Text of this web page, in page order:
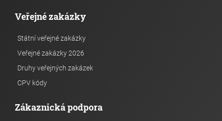
Veřejné zakázky
Státní veřejné zakázky
Veřejné zakázky 2026
Druhy veřejných zakázek
CPV kódy
Zákaznická podpora